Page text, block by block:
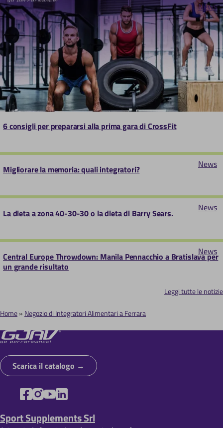
News
6 consigli per prepararsi alla prima gara di CrossFit
News
Migliorare la memoria: quali integratori?
News
La dieta a zona 40-30-30 o la dieta di Barry Sears.
News
Central Europe Throwdown: Manila Pennacchio a Bratislava per
un grande risultato
Leggi tutte le notizie
B
r
i
c
l
Home Negozio di Integratori Alimentari a Ferrara
Scarica il catalogo
Sport Supplements Srl